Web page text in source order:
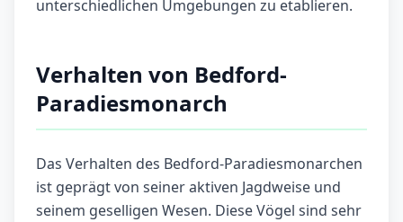
unterschiedlichen Umgebungen zu etablieren.
Verhalten von Bedford-
Paradiesmonarch
Das Verhalten des Bedford-Paradiesmonarchen
ist geprägt von seiner aktiven Jagdweise und
seinem geselligen Wesen. Diese Vögel sind sehr